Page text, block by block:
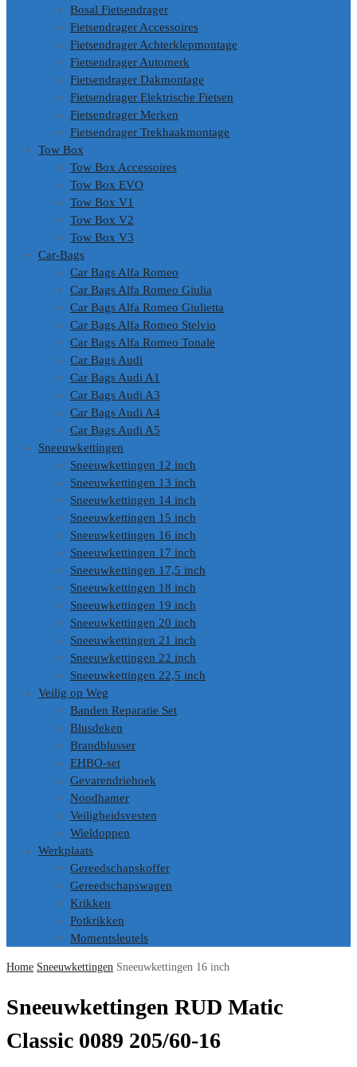
Bosal Fietsendrager
Fietsendrager Accessoires
Fietsendrager Achterklepmontage
Fietsendrager Automerk
Fietsendrager Dakmontage
Fietsendrager Elektrische Fietsen
Fietsendrager Merken
Fietsendrager Trekhaakmontage
Tow Box
Tow Box Accessoires
Tow Box EVO
Tow Box V1
Tow Box V2
Tow Box V3
Car-Bags
Car Bags Alfa Romeo
Car Bags Alfa Romeo Giulia
Car Bags Alfa Romeo Giulietta
Car Bags Alfa Romeo Stelvio
Car Bags Alfa Romeo Tonale
Car Bags Audi
Car Bags Audi A1
Car Bags Audi A3
Car Bags Audi A4
Car Bags Audi A5
Sneeuwkettingen
Sneeuwkettingen 12 inch
Sneeuwkettingen 13 inch
Sneeuwkettingen 14 inch
Sneeuwkettingen 15 inch
Sneeuwkettingen 16 inch
Sneeuwkettingen 17 inch
Sneeuwkettingen 17,5 inch
Sneeuwkettingen 18 inch
Sneeuwkettingen 19 inch
Sneeuwkettingen 20 inch
Sneeuwkettingen 21 inch
Sneeuwkettingen 22 inch
Sneeuwkettingen 22,5 inch
Veilig op Weg
Banden Reparatie Set
Blusdeken
Brandblusser
EHBO-set
Gevarendriehoek
Noodhamer
Veiligheidsvesten
Wieldoppen
Werkplaats
Gereedschapskoffer
Gereedschapswagen
Krikken
Potkrikken
Momentsleutels
Home Sneeuwkettingen Sneeuwkettingen 16 inch
Sneeuwkettingen RUD Matic
Classic 0089 205/60-16